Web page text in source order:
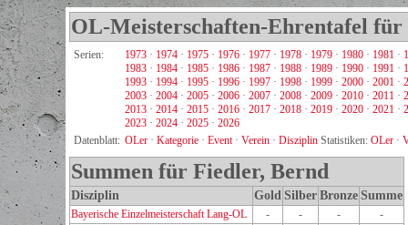
OL-Meisterschaften-Ehrentafel für
Serien: 1973 · 1974 · 1975 · 1976 · 1977 · 1978 · 1979 · 1980 · 1981 ·
1983 · 1984 · 1985 · 1986 · 1987 · 1988 · 1989 · 1990 · 1991 ·
1993 · 1994 · 1995 · 1996 · 1997 · 1998 · 1999 · 2000 · 2001 ·
2003 · 2004 · 2005 · 2006 · 2007 · 2008 · 2009 · 2010 · 2011 ·
2013 · 2014 · 2015 · 2016 · 2017 · 2018 · 2019 · 2020 · 2021 ·
2023 · 2024 · 2025 · 2026
Datenblatt: OLer · Kategorie · Event· Verein · Disziplin Statistiken: OLer ·
Summen für Fiedler, Bernd
Disziplin Gold Silber Bronze Summe
Bayerische Einzelmeisterschaft Lang-OL - - -
-